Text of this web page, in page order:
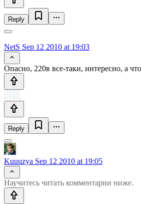
Reply
NetS Sep 12 2010 at 19:03
Опасно, 220в все-таки, интересно, а
Reply
Kuuuzya Sep 12 2010 at 19:05
Научитесь читать комментарии ниже.